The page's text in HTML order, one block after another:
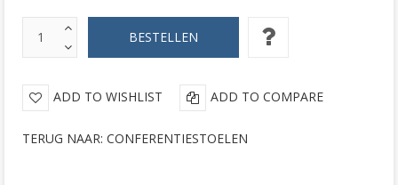
ADD TO WISHLIST ADD TO COMPARE
TERUG NAAR: CONFERENTIESTOELEN